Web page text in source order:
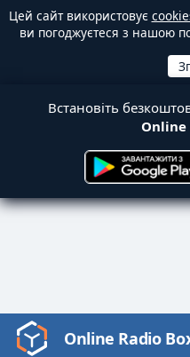
Цей сайт використовує
ви погоджуєтеся з нашою
Встановіть
Online
Video
Online Radio